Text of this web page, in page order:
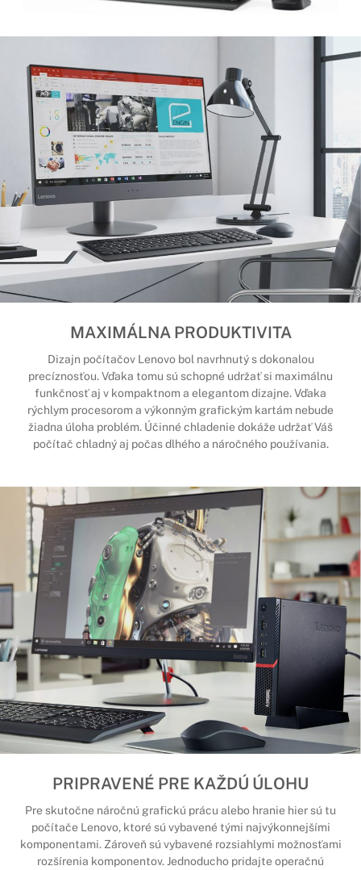
MAXIMÁLNA PRODUKTIVITA
Dizajn počítačov Lenovo bol navrhnutý s dokonalou
precíznosťou. Vďaka tomu sú schopné udržať si maximálnu
funkčnosť aj v kompaktnom a elegantom dizajne. Vďaka
rýchlym procesorom a výkonným grafickým kartám nebude
žiadna úloha problém. Účinné chladenie dokáže udržať Váš
počítač chladný aj počas dlhého a náročného používania.
PRIPRAVENÉ PRE KAŽDÚ ÚLOHU
Pre skutočne náročnú grafickú prácu alebo hranie hier sú tu
počítače Lenovo, ktoré sú vybavené tými najvýkonnejšími
komponentami. Zároveň sú vybavené rozsiahlymi možnosťami
rozšírenia komponentov. Jednoducho pridajte operačnú